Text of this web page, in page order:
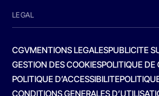
LEGAL
CGVMENTIONS LEGALESPUBLICITE
GESTION DES COOKIESPOLITIQUE
POLITIQUE D’ACCESSIBILITE
CONDITIONS GENERALES